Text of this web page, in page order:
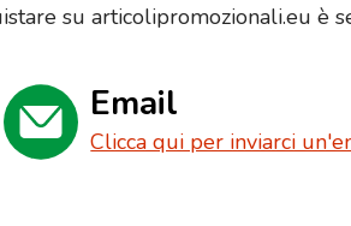
su articolipromozionali.eu è
Email
Clicca qui per inviarci